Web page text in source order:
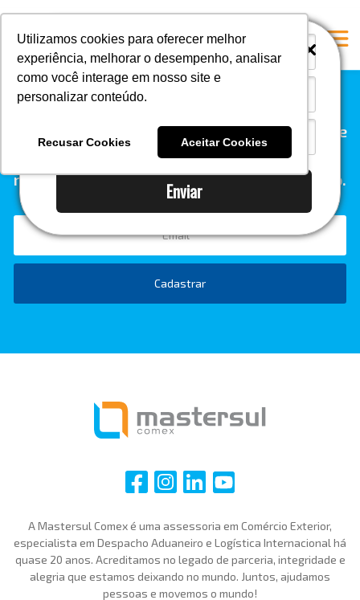
Enviar
Utilizamos cookies para oferecer melhor
experiência, melhorar o desempenho, analisar
como você interage em nosso site e
personalizar conteúdo.
Recusar Cookies Aceitar Cookies
i
i
A Mastersul
Responsabilidade social
Blog
Quer receber conteúdo relevante diretamente
na sua caixa de entrada? Inscreva-se em
nossa newsletter e esteja sempre por dentro.
Cadastrar
i i i i
A Mastersul Comex é uma assessoria em Comércio Exterior,
especialista em Despacho Aduaneiro e Logística Internacional há
quase 20 anos. Acreditamos no legado de parceria, integridade e
alegria que estamos deixando no mundo. Juntos, ajudamos
pessoas e movemos o mundo!